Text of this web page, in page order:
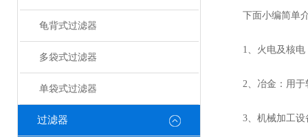
龟背式过滤器
多袋式过滤器
单袋式过滤器
过滤器
下面小编简单介
1、火电及核电：
2、冶金：用于轧
3、机械加工设备